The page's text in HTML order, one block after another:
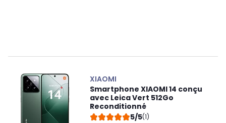
XIAOMI
Smartphone XIAOMI 14 conçu
avec Leica Vert 512Go
Reconditionné
5/5(1)